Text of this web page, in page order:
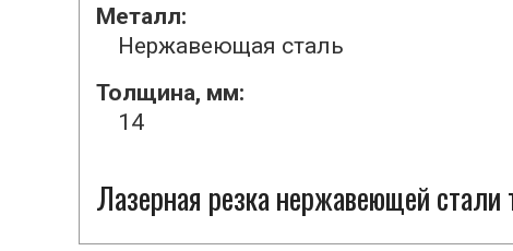
Металл:
Нержавеющая сталь
Толщина, мм:
14
Лазерная резка нержавеющей